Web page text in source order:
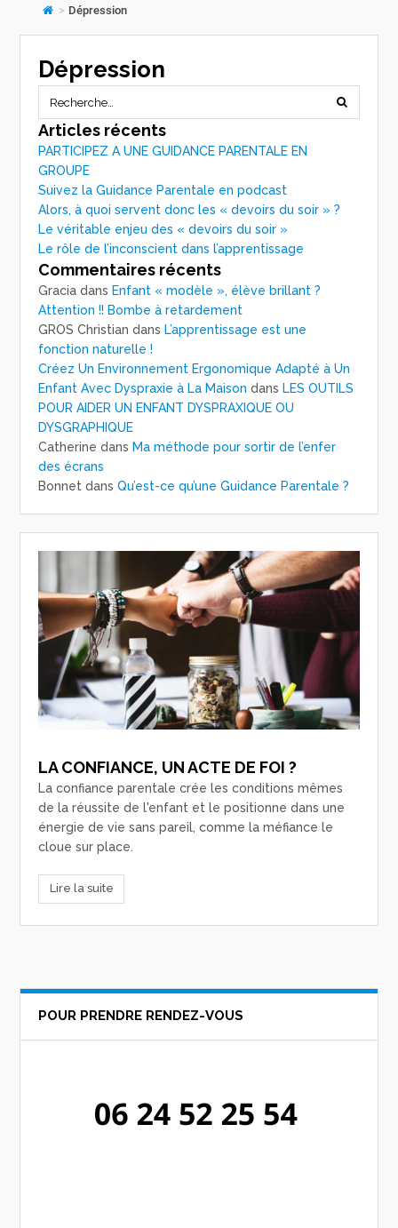
> Dépression
Dépression
Articles récents
PARTICIPEZ A UNE GUIDANCE PARENTALE EN
GROUPE
Suivez la Guidance Parentale en podcast
Alors, à quoi servent donc les « devoirs du soir » ?
Le véritable enjeu des « devoirs du soir »
Le rôle de l’inconscient dans l’apprentissage
Commentaires récents
Gracia dans Enfant « modèle », élève brillant ?
Attention !! Bombe à retardement
GROS Christian dans L’apprentissage est une
fonction naturelle !
Créez Un Environnement Ergonomique Adapté à Un
Enfant Avec Dyspraxie à La Maison dans LES OUTILS
POUR AIDER UN ENFANT DYSPRAXIQUE OU
DYSGRAPHIQUE
Catherine dans Ma méthode pour sortir de l’enfer
des écrans
Bonnet dansQu’est-ce qu’une Guidance Parentale ?
LA CONFIANCE, UN ACTE DE FOI ?
La confiance parentale crée les conditions mêmes
de la réussite de l'enfant et le positionne dans une
énergie de vie sans pareil, comme la méfiance le
cloue sur place.
Lire la suite
POUR PRENDRE RENDEZ-VOUS